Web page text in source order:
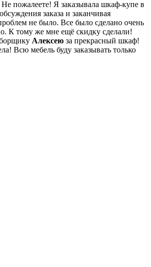
пожалеете! Я заказывала шкаф-купе в
заказа и заканчивая
не было. Все было сделано очень
К тому же мне ещё скидку сделали!
Алексею за прекрасный шкаф!
Всю мебель буду заказывать только